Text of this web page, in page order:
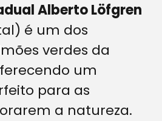
Alberto Löfgren
é um dos
verdes da
um
para as
a natureza.